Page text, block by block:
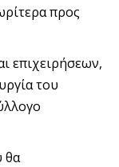
προς
επιχειρήσεων,
του
θα